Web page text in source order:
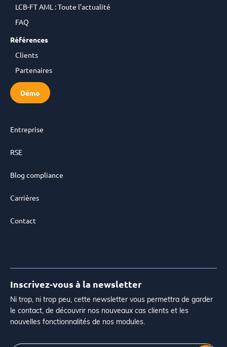
LCB-FT AML : Toute l’actualité
FAQ
Références
Clients
Partenaires
Démo
Entreprise
RSE
Blog compliance
Carrières
Contact
Inscrivez-vous à la newsletter
Ni trop, ni trop peu, cette newsletter vous permettra de garder
le contact, de découvrir nos nouveaux cas clients et les
nouvelles fonctionnalités de nos modules.